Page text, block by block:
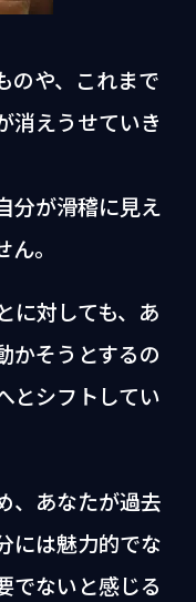
のや、これまで
消えうせていき
分が滑稽に見え
。
に対しても、あ
かそうとするの
とシフトしてい
、あなたが過去
には魅力的でな
でないと感じる